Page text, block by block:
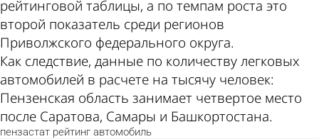
рейтинговой таблицы, а по темпам роста это
второй показатель среди регионов
Приволжского федерального округа.
Как следствие, данные по количеству легковых
автомобилей в расчете на тысячу человек:
Пензенская область занимает четвертое место
после Саратова, Самары и Башкортостана.
пензастат рейтинг автомобиль